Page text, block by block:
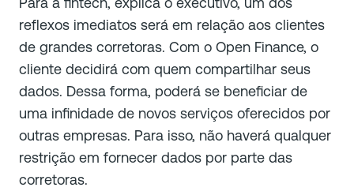
reflexos imediatos será em relação aos clientes
de grandes corretoras. Com o Open Finance, o
cliente decidirá com quem compartilhar seus
dados. Dessa forma, poderá se beneficiar de
uma infinidade de novos serviços oferecidos por
outras empresas. Para isso, não haverá qualquer
restrição em fornecer dados por parte das
corretoras.